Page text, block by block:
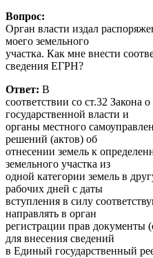
Вопрос:
Орган власти издал
моего земельного
участка. Как мне внести
сведения ЕГРН?
Ответ: В
соответствии со ст.32 Закона
государственной власти и
органы местного
решений (актов) об
отнесении земель к
земельного участка из
одной категории земель в
рабочих дней с даты
вступления в силу
направлять в орган
регистрации прав документы
для внесения сведений
в Единый государственный